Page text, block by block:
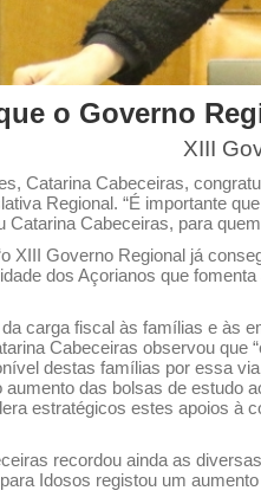
o Governo
XIII
Catarina Cabeceiras,
Regional. “É importante
Cabeceiras, para
XIII Governo Regional já
dos Açorianos que
carga fiscal às famílias e às
Cabeceiras observou
destas famílias por essa
das bolsas de
estratégicos estes apoios
recordou ainda as
Idosos registou um